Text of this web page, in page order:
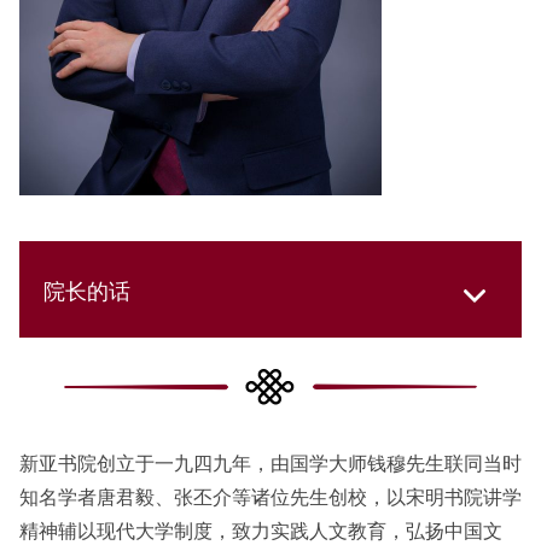
院长的话
新亚书院创立于一九四九年，由国学大师钱穆先生联同当时
知名学者唐君毅、张丕介等诸位先生创校，以宋明书院讲学
精神辅以现代大学制度，致力实践人文教育，弘扬中国文